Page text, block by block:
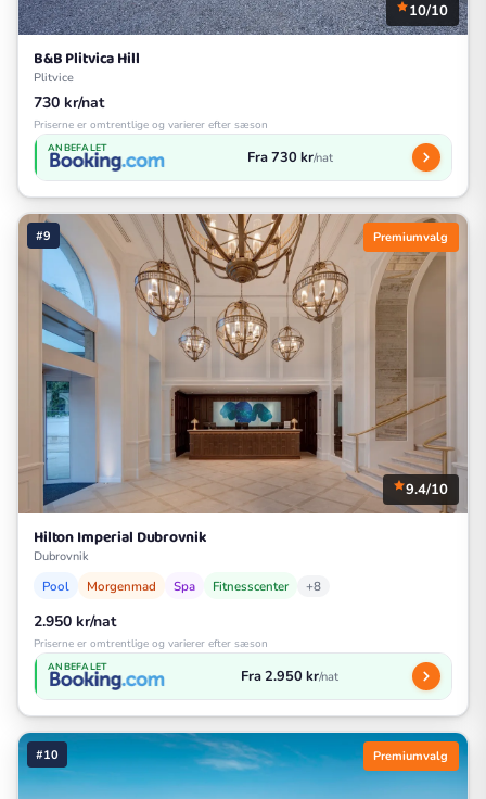
10/10
B&B Plitvica Hill
Plitvice
730 kr/nat
Priserne er omtrentlige og varierer efter sæson
ANBEFALET Fra 730 kr/nat
#9 Premiumvalg
9.4/10
Hilton Imperial Dubrovnik
Dubrovnik
Pool Morgenmad Spa Fitnesscenter +8
2.950 kr/nat
Priserne er omtrentlige og varierer efter sæson
ANBEFALET Fra 2.950 kr/nat
#10 Premiumvalg